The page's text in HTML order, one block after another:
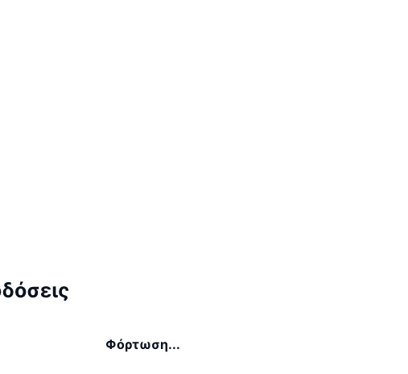
Φόρτωση...